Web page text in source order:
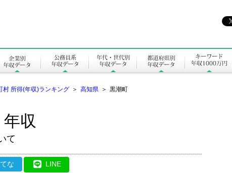
村 所得(年収)ランキング ＞ 高知県 ＞ 黒潮町
収
て
な LINE